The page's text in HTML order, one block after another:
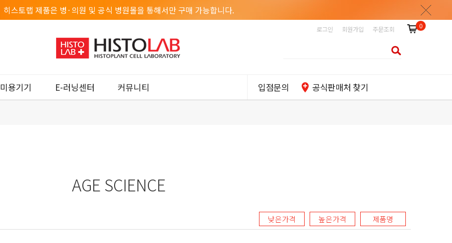
히스토랩 제품은 병·의원 및 공식 병원몰을 통해서만 구매 가능합니다.
로그인 회원가입 주문조회 0
미용기기 E-러닝센터 커뮤니티 입점문의 공식판매처 찾기
AGE SCIENCE
낮은가격 높은가격 제품명